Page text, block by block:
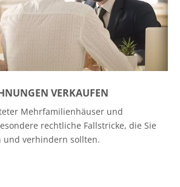
VERKAUFEN
Mehrfamilienhäuser und
rechtliche Fallstricke, die Sie
verhindern sollten.